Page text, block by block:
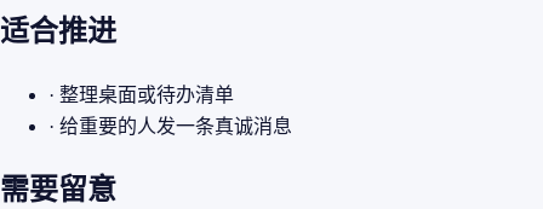
适合推进
· 整理桌面或待办清单
· 给重要的人发一条真诚消息
需要留意